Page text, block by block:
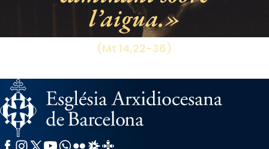
Share
l’aigua.
(Mt 14,22-36)
Facebook
Instagram
X / Twitter
YouTube
WhatsApp
FlickrRadio Estel
Catalunya Cristiana